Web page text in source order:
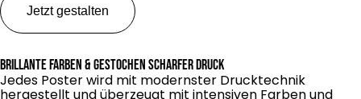
Jetzt gestalten
Brillante Farben & gestochen scharfer Druck
Jedes Poster wird mit modernster Drucktechnik
hergestellt und überzeugt mit intensiven Farben und